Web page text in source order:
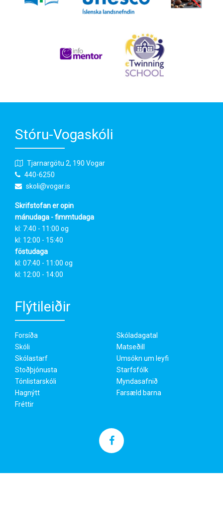
Stóru-Vogaskóli
Tjarnargötu 2, 190 Vogar
440-6250
skoli@vogar.is
Skrifstofan er opin
mánudaga - fimmtudaga
kl: 7:40 - 11:00 og
kl: 12:00 - 15:40
föstudaga
kl: 07:40 - 11:00 og
kl: 12:00 - 14:00
Flýtileiðir
Forsíða
Skóli
Skólastarf
Stoðþjónusta
Tónlistarskóli
Hagnýtt
Fréttir
Skóladagatal
Matseðill
Umsókn um leyfi
Starfsfólk
Myndasafnið
Farsæld barna